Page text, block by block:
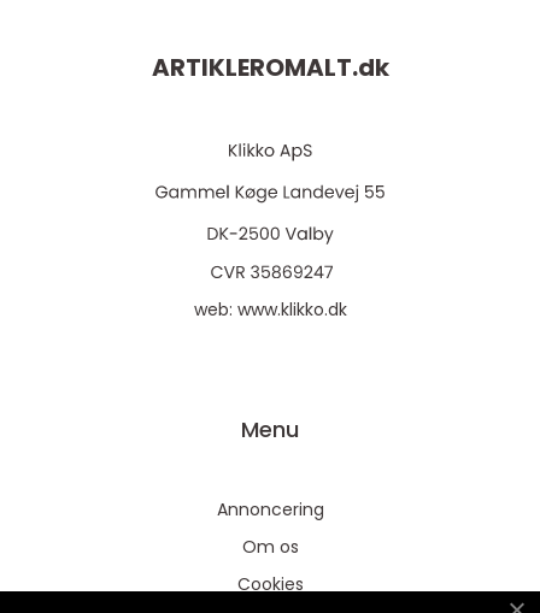
ARTIKLEROMALT.dk
web: www.klikko.dk
Menu
Annoncering
Om os
Cookies